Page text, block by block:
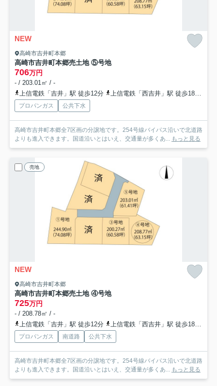
NEW
高崎市吉井町本郷
高崎市吉井町本郷売土地 ⑤号地
706万円
- / 203.01㎡ / -
上信電鉄「吉井」駅 徒歩12分
上信電鉄「西吉井」駅 徒歩18分
プロパンガス 公共下水
高崎市吉井町本郷全7区画の分譲地です。254号線バイパス沿いで北道路
よりも進入できます。国道沿いとはいえ、交通量が多くあ...
もっと見る
売地
NEW
高崎市吉井町本郷
高崎市吉井町本郷売土地 ④号地
725万円
- / 208.78㎡ / -
上信電鉄「吉井」駅 徒歩12分
上信電鉄「西吉井」駅 徒歩18分
プロパンガス 南道路 公共下水
高崎市吉井町本郷全7区画の分譲地です。254号線バイパス沿いで北道路
よりも進入できます。国道沿いとはいえ、交通量が多くあ...
もっと見る